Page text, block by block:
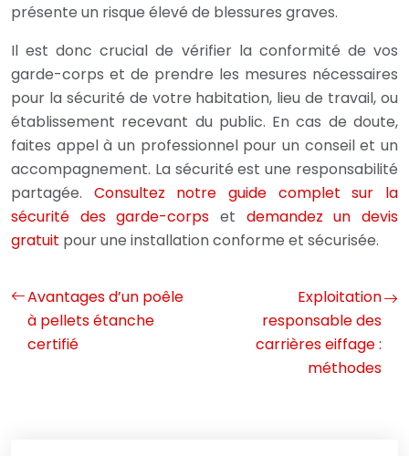
présente un risque élevé de blessures graves.
Il est donc crucial de vérifier la conformité de vos
garde-corps et de prendre les mesures nécessaires
pour la sécurité de votre habitation, lieu de travail, ou
établissement recevant du public. En cas de doute,
faites appel à un professionnel pour un conseil et un
accompagnement. La sécurité est une responsabilité
partagée. Consultez notre guide complet sur la
sécurité des garde-corps et demandez un devis
gratuit pour une installation conforme et sécurisée.
Avantages d’un poêle
à pellets étanche
certifié
Exploitation
responsable des
carrières eiffage :
méthodes